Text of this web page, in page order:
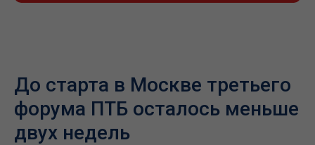
До старта в Москве третьего
форума ПТБ осталось меньше
двух недель